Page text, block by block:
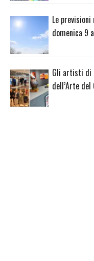
Le
domenica 9
Gli artisti di
dell’Arte